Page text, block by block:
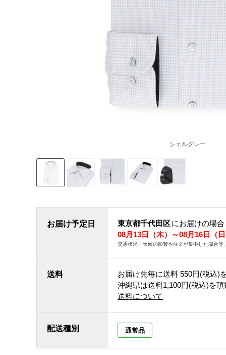
シェルグレー
お届け予定日 東京都千代田区にお届けの場合
08月13日（木）～08月16日（
交通状況・天候の影響や注文が集中した場合
送料 お届け先毎に送料 550円(税込)
沖縄県は送料1,100円(税込)を
送料について
配送種別 通常品